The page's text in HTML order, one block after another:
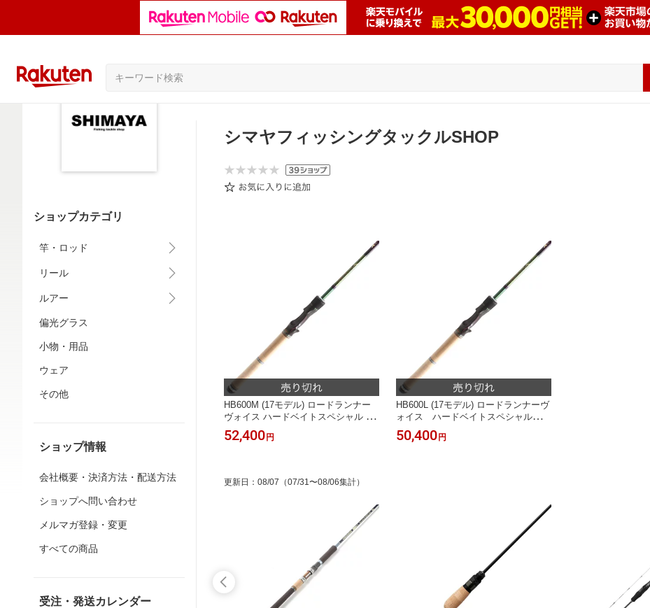
ショップカテゴリ
竿・ロッド
リール
ルアー
偏光グラス
小物・用品
ウェア
その他
ショップ情報
会社概要・決済方法・配送方法
ショップへ問い合わせ
メルマガ登録・変更
すべての商品
受注・発送カレンダー
シマヤフィッシングタックルSHOP
HB600M (17モデル) ロードランナー
ヴォイス ハードベイトスペシャル ノ
リーズ （ベイトロッド）
52,400 円
HB600L (17モデル) ロードランナーヴ
ォイス ハードベイトスペシャル
（バックハンドアキュラシーライト）
ノリーズ （ベイトロッド）
50,400 円
更新日 ： 08/07 （07/31〜08/06集計）